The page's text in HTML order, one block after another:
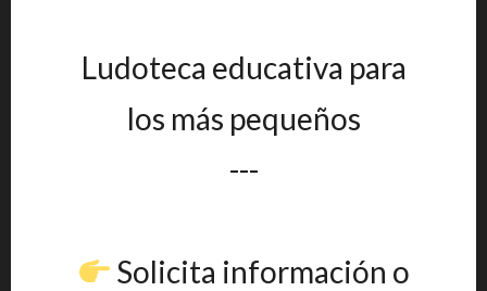
Ludoteca educativa para
los más pequeños
---
Solicita información o